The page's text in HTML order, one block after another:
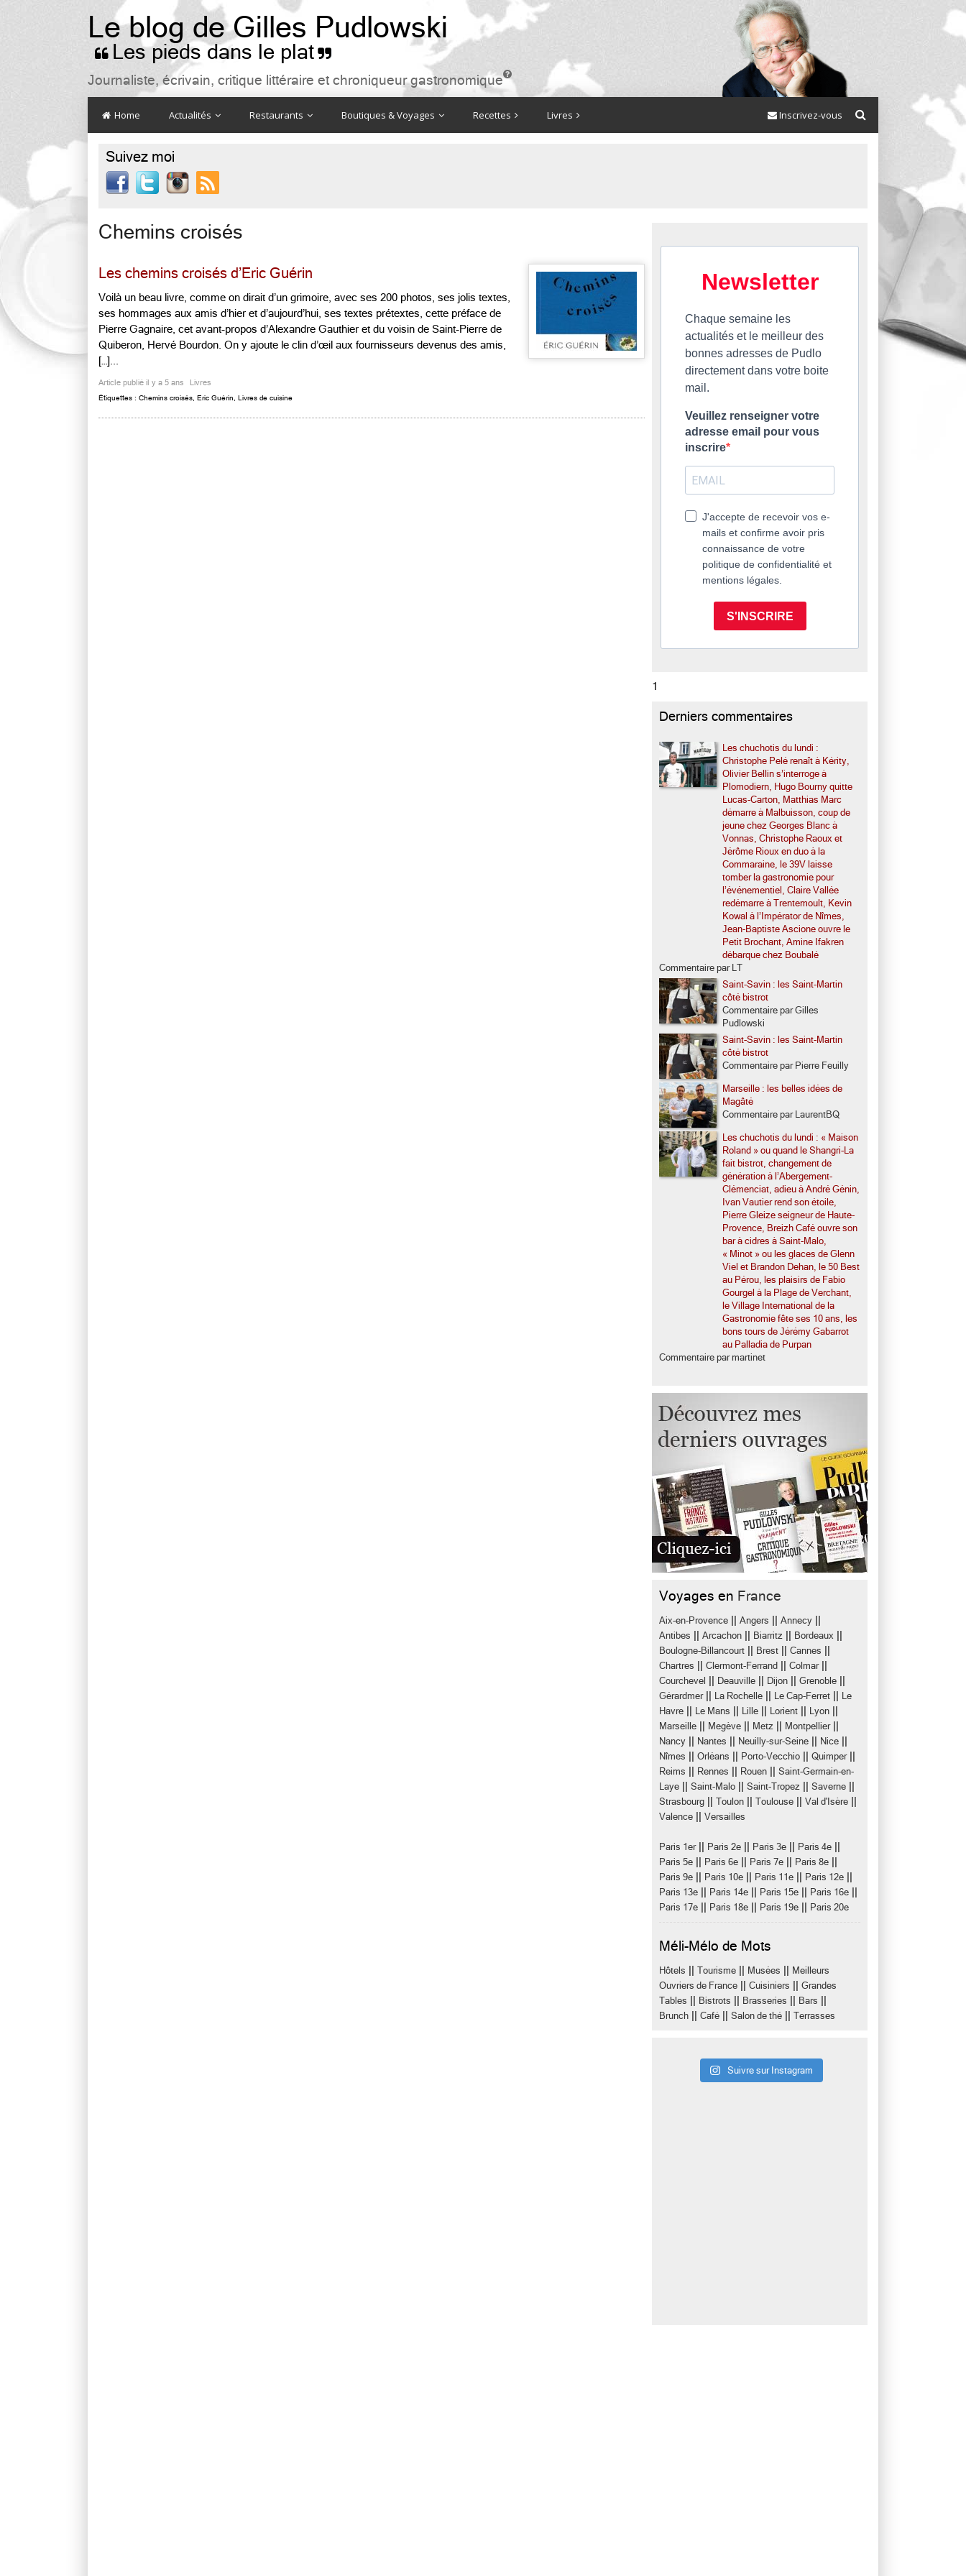
Le blog de Gilles Pudlowski
 Les pieds dans le plat 
Journaliste, écrivain, critique littéraire et chroniqueur gastronomique

Home Actualités Restaurants Boutiques & Voyages Recettes Livres Inscrivez-vous
Suivez moi

Chemins croisés
Les chemins croisés d’Eric Guérin
Voilà un beau livre, comme on dirait d’un grimoire, avec ses 200 photos, ses jolis textes,
ses hommages aux amis d’hier et d’aujourd’hui, ses textes prétextes, cette préface de
Pierre Gagnaire, cet avant-propos d’Alexandre Gauthier et du voisin de Saint-Pierre de
Quiberon, Hervé Bourdon. On y ajoute le clin d’œil aux fournisseurs devenus des amis,
[…]...
Article publié il y a 5 ans Livres
Étiquettes : Chemins croisés Eric Guérin Livres de cuisine
Newsletter
Chaque semaine les
actualités et le meilleur des
bonnes adresses de Pudlo
directement dans votre boite
mail.
Veuillez renseigner votre
adresse email pour vous
inscrire
J'accepte de recevoir vos e-
mails et confirme avoir pris
connaissance de votre
politique de confidentialité et
mentions légales.
S'INSCRIRE
1
Derniers commentaires
Les chuchotis du lundi :
Christophe Pelé renaît à Kérity,
Olivier Bellin s’interroge à
Plomodiern, Hugo Bourny quitte
Lucas-Carton, Matthias Marc
démarre à Malbuisson, coup de
jeune chez Georges Blanc à
Vonnas, Christophe Raoux et
Jérôme Rioux en duo à la
Commaraine, le 39V laisse
tomber la gastronomie pour
l’événementiel, Claire Vallée
redémarre à Trentemoult, Kevin
Kowal à l’Impérator de Nîmes,
Jean-Baptiste Ascione ouvre le
Petit Brochant, Amine Ifakren
débarque chez Boubalé
Commentaire par LT
Saint-Savin : les Saint-Martin
côté bistrot
Commentaire par Gilles
Pudlowski
Saint-Savin : les Saint-Martin
côté bistrot
Commentaire par Pierre Feuilly
Marseille : les belles idées de
Magâté
Commentaire par LaurentBQ
Les chuchotis du lundi : « Maison
Roland » ou quand le Shangri-La
fait bistrot, changement de
génération à l’Abergement-
Clémenciat, adieu à André Génin,
Ivan Vautier rend son étoile,
Pierre Gleize seigneur de Haute-
Provence, Breizh Café ouvre son
bar à cidres à Saint-Malo,
« Minot » ou les glaces de Glenn
Viel et Brandon Dehan, le 50 Best
au Pérou, les plaisirs de Fabio
Gourgel à la Plage de Verchant,
le Village International de la
Gastronomie fête ses 10 ans, les
bons tours de Jérémy Gabarrot
au Palladia de Purpan
Commentaire par martinet
Voyages en France
Aix-en-Provence Angers Annecy
Antibes Arcachon Biarritz Bordeaux
Boulogne-Billancourt Brest Cannes
Chartres Clermont-Ferrand Colmar||
Courchevel Deauville Dijon Grenoble
Gérardmer|| La Rochelle Le Cap-Ferret
Le
Havre
Le Mans Lille Lorient Lyon
Marseille Megève Metz Montpellier||
Nancy Nantes Neuilly-sur-Seine Nice
Nîmes Orléans Porto-Vecchio Quimper||
Reims Rennes Rouen
Saint-Germain-en-
Laye
Saint-Malo Saint-Tropez Saverne
Strasbourg Toulon Toulouse Val d'Isère
Valence Versailles
Paris 1er|| Paris 2e Paris 3e Paris 4e
Paris 5e Paris 6e Paris 7e Paris 8e
Paris 9e Paris 10e Paris 11e Paris 12e
Paris 13e Paris 14e Paris 15e Paris 16e
Paris 17e Paris 18e Paris 19e Paris 20e
Méli-Mélo de Mots
Hôtels Tourisme Musées
Meilleurs
Ouvriers de France
Cuisiniers
Grandes
Tables
Bistrots Brasseries Bars
Brunch Café Salon de thé Terrasses
Suivre sur Instagram